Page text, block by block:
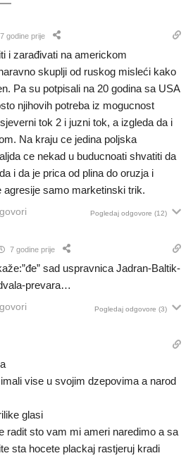
7 godine prije
i zarađivati na americkom
skuplji od ruskog misleći kako
Pa su potpisali na 20 godina sa USA
njihovih potreba iz mogucnost
tok 2 i juzni tok, a izgleda da i
Na kraju ce jedina poljska
ce nekad u buducnoati shvatiti da
i da je prica od plina do oruzja i
samo marketinski trik.
Pogledaj odgovore (12)
7 godine prije
sad uspravnica Jadran-Baltik-
prevara…
Pogledaj odgovore (3)
vise u svojim dzepovima a narod
glasi
radit sto vam mi ameri naredimo a sa
sta hocete plackaj rastjeruj kradi